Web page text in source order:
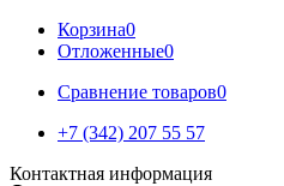
Корзина0
Отложенные0
Сравнение товаров0
+7 (342) 207 55 57
Контактная информация